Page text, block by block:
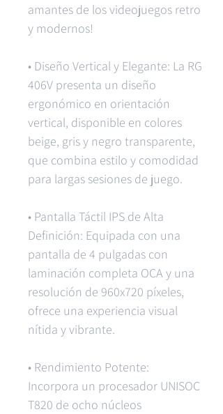
amantes de los videojuegos retro
y modernos!
• Diseño Vertical y Elegante: La RG
406V presenta un diseño
ergonómico en orientación
vertical, disponible en colores
beige, gris y negro transparente,
que combina estilo y comodidad
para largas sesiones de juego.
• Pantalla Táctil IPS de Alta
Definición: Equipada con una
pantalla de 4 pulgadas con
laminación completa OCA y una
resolución de 960x720 píxeles,
ofrece una experiencia visual
nítida y vibrante.
• Rendimiento Potente:
Incorpora un procesador UNISOC
T820 de ocho núcleos